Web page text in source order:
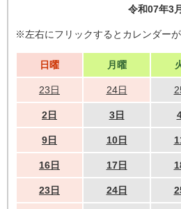
令和07年3月
※左右にフリックするとカレンダーが
日曜 月曜
23日 24日
2日 3日
9日 10日
16日 17日
23日 24日